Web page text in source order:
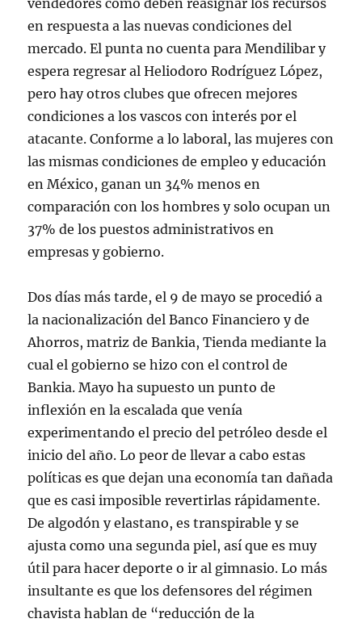
vendedores como deben reasignar los recursos
en respuesta a las nuevas condiciones del
mercado. El punta no cuenta para Mendilibar y
espera regresar al Heliodoro Rodríguez López,
pero hay otros clubes que ofrecen mejores
condiciones a los vascos con interés por el
atacante. Conforme a lo laboral, las mujeres con
las mismas condiciones de empleo y educación
en México, ganan un 34% menos en
comparación con los hombres y solo ocupan un
37% de los puestos administrativos en
empresas y gobierno.
Dos días más tarde, el 9 de mayo se procedió a
la nacionalización del Banco Financiero y de
Ahorros, matriz de Bankia, Tienda mediante la
cual el gobierno se hizo con el control de
Bankia. Mayo ha supuesto un punto de
inflexión en la escalada que venía
experimentando el precio del petróleo desde el
inicio del año. Lo peor de llevar a cabo estas
políticas es que dejan una economía tan dañada
que es casi imposible revertirlas rápidamente.
De algodón y elastano, es transpirable y se
ajusta como una segunda piel, así que es muy
útil para hacer deporte o ir al gimnasio. Lo más
insultante es que los defensores del régimen
chavista hablan de “reducción de la